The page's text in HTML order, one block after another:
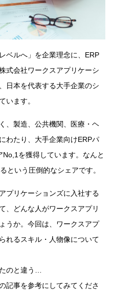
ベルへ」を企業理念に、ERP
式会社ワークスアプリケーシ
日本を代表する大手企業のシ
います。
、製造、公共機関、医療・ヘ
わたり、大手企業向けERPパ
を獲得しています。なんと
という圧倒的なシェアです。
プリケーションズに入社する
、どんな人がワークスアプリ
うか。今回は、ワークスアプ
れるスキル・人物像について
のと違う…
記事を参考にしてみてくださ